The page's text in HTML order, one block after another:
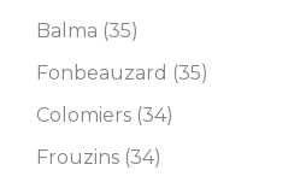
Balma (35)
Fonbeauzard (35)
Colomiers (34)
Frouzins (34)